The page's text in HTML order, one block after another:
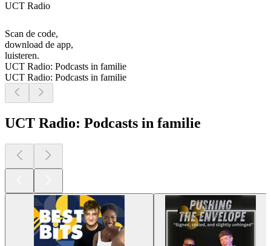
UCT Radio
Scan de code,
download de app,
luisteren.
UCT Radio: Podcasts in familie
UCT Radio: Podcasts in familie
UCT Radio: Podcasts in familie